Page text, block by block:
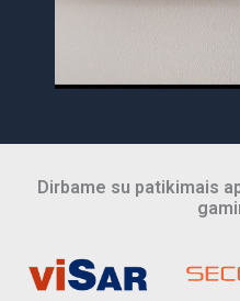
Dirbame su patikimais